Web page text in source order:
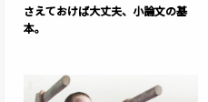
さえておけば大丈夫、小論文の基
本。